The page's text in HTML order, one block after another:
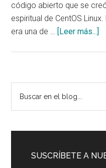
código abierto que se
espiritual de CentOS
era una de … [Leer más...]
Barra
lateral
principal
SUSCRÍBETE A